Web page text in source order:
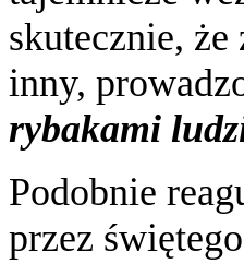
skutecznie, że
inny,
rybakami
Podobnie
przez